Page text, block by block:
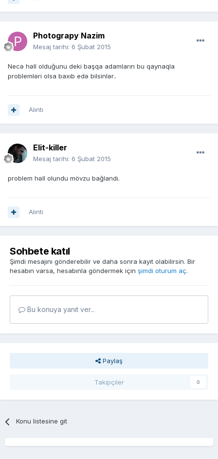
Photograpy Nazim
Mesaj tarihi: 6 Şubat 2015
Necə həll olduğunu deki başqa adamların bu qaynaqla
problemləri olsa baxıb edə bilsinlər..
Alıntı
Elit-killer
Mesaj tarihi: 6 Şubat 2015
problem həll olundu mövzu bağlandı.
Alıntı
Sohbete katıl
Şimdi mesajını gönderebilir ve daha sonra kayıt olabilirsin. Bir
hesabın varsa, hesabınla göndermek için şimdi oturum aç.
Bu konuya yanıt ver...
Paylaş
Takipçiler 0
Konu listesine git